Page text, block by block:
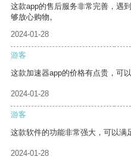
这款app的售后服务非常完善，遇
够放心购物。
2024-01-28
游客
这款加速器app的价格有点贵，可
2024-01-28
游客
这款软件的功能非常强大，可以满
2024-01-28